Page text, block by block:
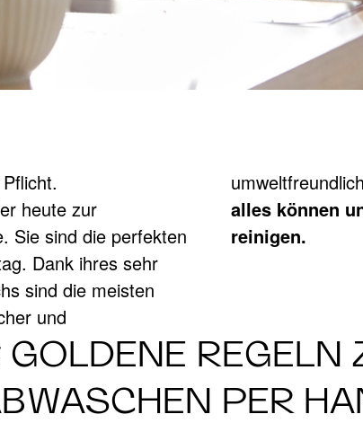
SAUBER:
lohnt
heute zur
Sie sind die perfekten
Dank ihres sehr
sind die meisten
und
alles können
reinigen.
REGELN
PER